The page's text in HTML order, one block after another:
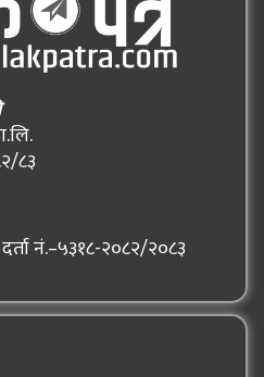
८३
नं.–५३१८-२०८२/२०८३